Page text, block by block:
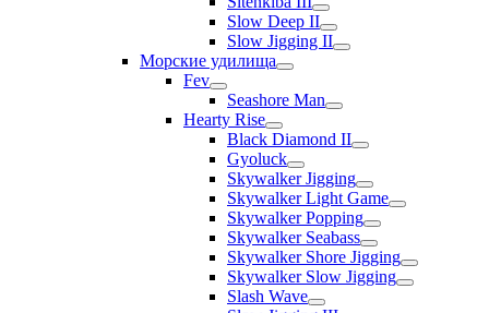
Slow Deep II
Slow Jigging II
Морские удилища
Fev
Seashore Man
Hearty Rise
Black Diamond II
Gyoluck
Skywalker Jigging
Skywalker Light Game
Skywalker Popping
Skywalker Seabass
Skywalker Shore Jigging
Skywalker Slow Jigging
Slash Wave